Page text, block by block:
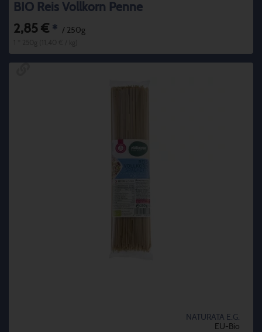
BIO Reis Vollkorn Penne
2,85 € * / 250g
NATURATA E.G.
EU-Bio